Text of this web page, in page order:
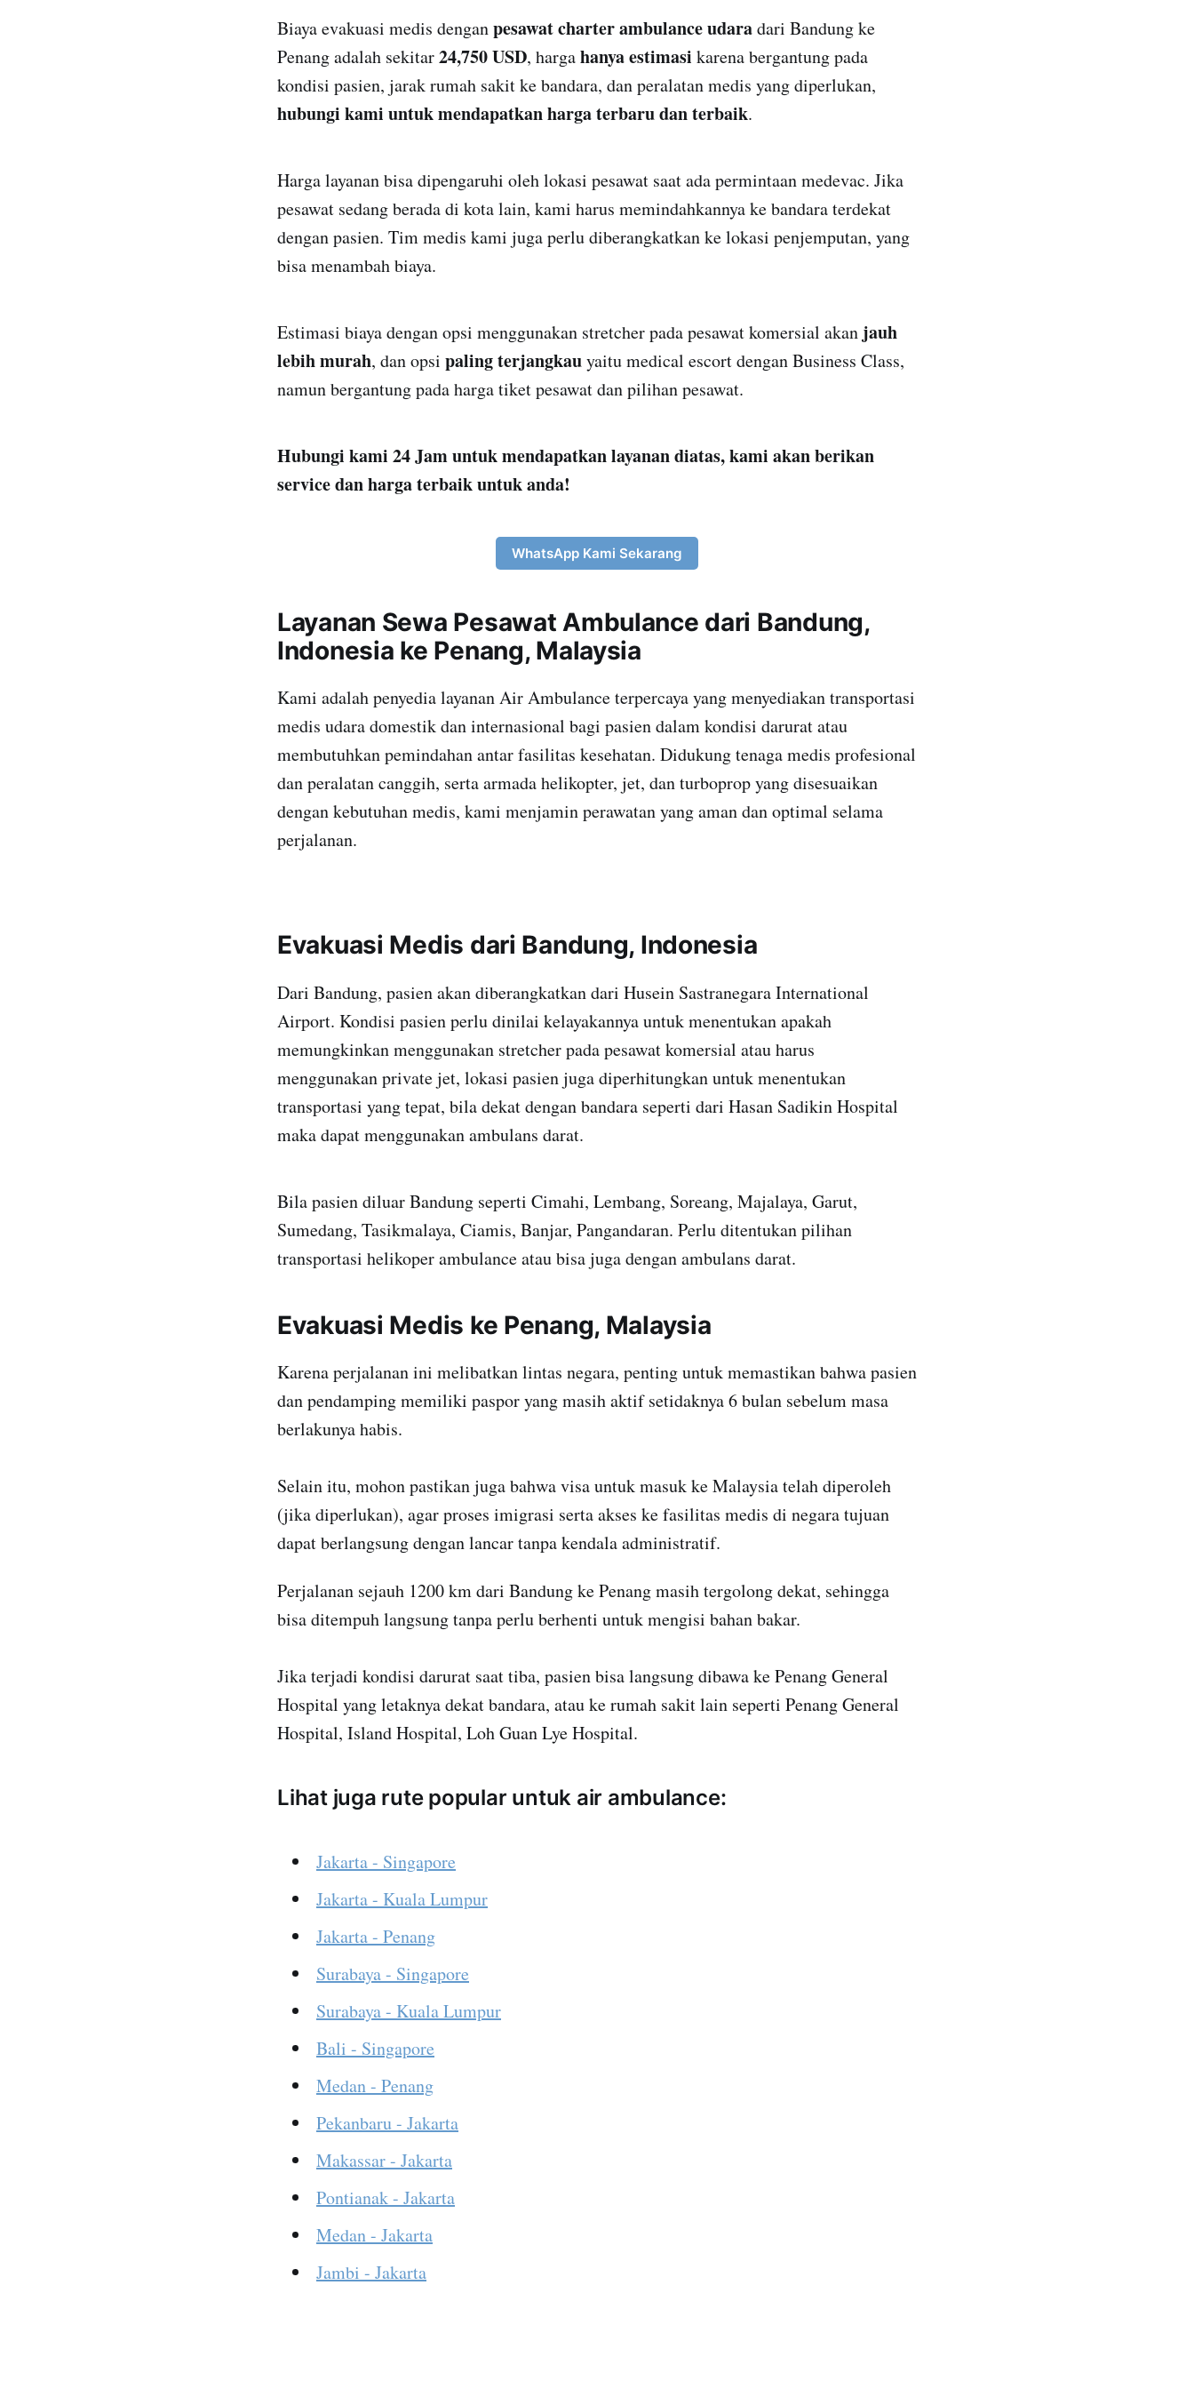
Biaya evakuasi medis denganpesawat charter ambulance udaradari Bandung ke
Penang adalah sekitar24,750 USD, hargahanya estimasi karena bergantung pada
kondisi pasien, jarak rumah sakit ke bandara, dan peralatan medis yang diperlukan,
hubungi kami untuk mendapatkan harga terbaru dan terbaik.
Harga layanan bisa dipengaruhi oleh lokasi pesawat saat ada permintaan medevac. Jika
pesawat sedang berada di kota lain, kami harus memindahkannya ke bandara terdekat
dengan pasien. Tim medis kami juga perlu diberangkatkan ke lokasi penjemputan, yang
bisa menambah biaya.
Estimasi biaya dengan opsi menggunakan stretcher pada pesawat komersial akan jauh
lebih murah, dan opsi paling terjangkauyaitu medical escort dengan Business Class,
namun bergantung pada harga tiket pesawat dan pilihan pesawat.
Hubungi kami 24 Jam untuk mendapatkan layanan diatas, kami akan berikan
service dan harga terbaik untuk anda!
WhatsApp Kami Sekarang
Layanan Sewa Pesawat Ambulance dari Bandung,
Indonesia ke Penang, Malaysia
Kami adalah penyedia layanan Air Ambulance terpercaya yang menyediakan transportasi
medis udara domestik dan internasional bagi pasien dalam kondisi darurat atau
membutuhkan pemindahan antar fasilitas kesehatan. Didukung tenaga medis profesional
dan peralatan canggih, serta armada helikopter, jet, dan turboprop yang disesuaikan
dengan kebutuhan medis, kami menjamin perawatan yang aman dan optimal selama
perjalanan.
Evakuasi Medis dari Bandung, Indonesia
Dari Bandung, pasien akan diberangkatkan dari Husein Sastranegara International
Airport. Kondisi pasien perlu dinilai kelayakannya untuk menentukan apakah
memungkinkan menggunakan stretcher pada pesawat komersial atau harus
menggunakan private jet, lokasi pasien juga diperhitungkan untuk menentukan
transportasi yang tepat, bila dekat dengan bandara seperti dari Hasan Sadikin Hospital
maka dapat menggunakan ambulans darat.
Bila pasien diluar Bandung seperti Cimahi, Lembang, Soreang, Majalaya, Garut,
Sumedang, Tasikmalaya, Ciamis, Banjar, Pangandaran. Perlu ditentukan pilihan
transportasi helikoper ambulance atau bisa juga dengan ambulans darat.
Evakuasi Medis ke Penang, Malaysia
Karena perjalanan ini melibatkan lintas negara, penting untuk memastikan bahwa pasien
dan pendamping memiliki paspor yang masih aktif setidaknya 6 bulan sebelum masa
berlakunya habis.
Selain itu, mohon pastikan juga bahwa visa untuk masuk ke Malaysia telah diperoleh
(jika diperlukan), agar proses imigrasi serta akses ke fasilitas medis di negara tujuan
dapat berlangsung dengan lancar tanpa kendala administratif.
Perjalanan sejauh 1200 km dari Bandung ke Penang masih tergolong dekat, sehingga
bisa ditempuh langsung tanpa perlu berhenti untuk mengisi bahan bakar.
Jika terjadi kondisi darurat saat tiba, pasien bisa langsung dibawa ke Penang General
Hospital yang letaknya dekat bandara, atau ke rumah sakit lain seperti Penang General
Hospital, Island Hospital, Loh Guan Lye Hospital.
Lihat juga rute popular untuk air ambulance:
Jakarta - Singapore
Jakarta - Kuala Lumpur
Jakarta - Penang
Surabaya - Singapore
Surabaya - Kuala Lumpur
Bali - Singapore
Medan - Penang
Pekanbaru - Jakarta
Makassar - Jakarta
Pontianak - Jakarta
Medan - Jakarta
Jambi - Jakarta